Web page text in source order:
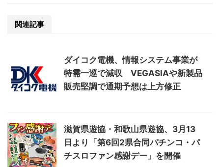
関連記事
ダイコク電機、情報システム事業が
特需一巡で減収 VEGASIAや新製品
販売堅調で通期予想は上方修正
滋賀県遊協・和歌山県遊協、3月13
日より「第6回2県合同パチンコ・パ
チスロファン感謝デー」を開催